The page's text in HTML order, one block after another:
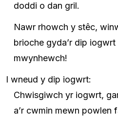
doddi o dan gril.
Nawr rhowch y stêc,
brioche gyda’r dip iogwrt
mwynhewch!
I wneud y dip iogwrt:
Chwisgiwch yr iogwrt,
a’r cwmin mewn powlen